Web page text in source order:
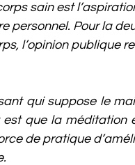
sain est
personnel. Pour la
l’opinion publique
qui suppose le
que la méditation
de pratique